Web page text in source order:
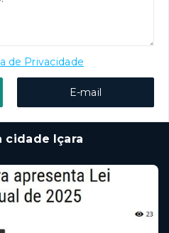
de Privacidade
E-mail
cidade Içara